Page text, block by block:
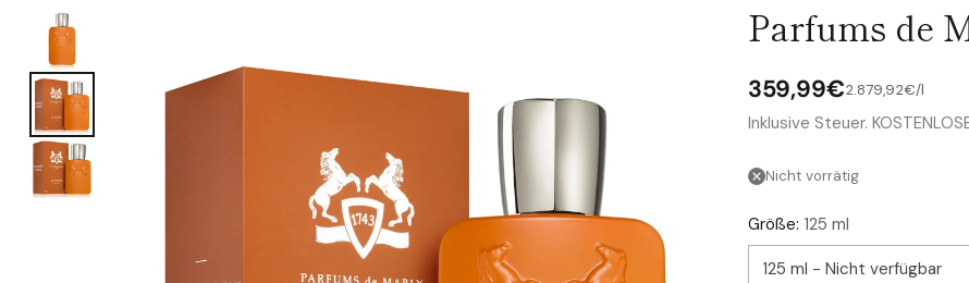
Parfums de
Normaler
359,99€Stückpreis
2.879,92€/
pro l
Inklusive Steuer.
Nicht vorrätig
Größe: 125 ml